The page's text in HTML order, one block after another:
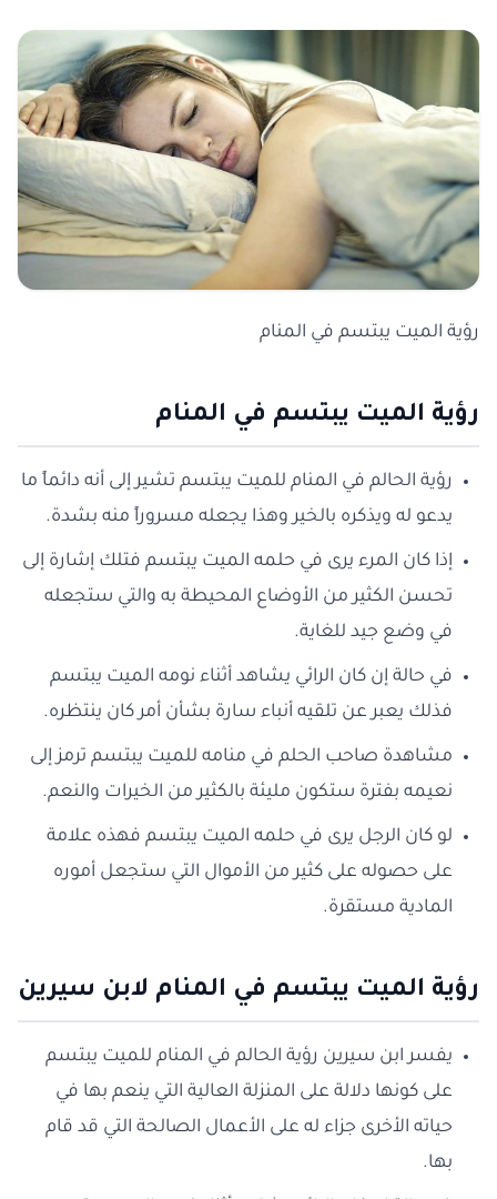
رؤية الميت يبتسم في المنام
رؤية الميت يبتسم في المنام
رؤية الحالم في المنام للميت يبتسم تشير إلى أنه دائماً ما
يدعو له ويذكره بالخير وهذا يجعله مسروراً منه بشدة.
إذا كان المرء يرى في حلمه الميت يبتسم فتلك إشارة إلى
تحسن الكثير من الأوضاع المحيطة به والتي ستجعله
في وضع جيد للغاية.
في حالة إن كان الرائي يشاهد أثناء نومه الميت يبتسم
فذلك يعبر عن تلقيه أنباء سارة بشأن أمر كان ينتظره.
مشاهدة صاحب الحلم في منامه للميت يبتسم ترمز إلى
نعيمه بفترة ستكون مليئة بالكثير من الخيرات والنعم.
لو كان الرجل يرى في حلمه الميت يبتسم فهذه علامة
على حصوله على كثير من الأموال التي ستجعل أموره
المادية مستقرة.
رؤية الميت يبتسم في المنام لابن سيرين
يفسر ابن سيرين رؤية الحالم في المنام للميت يبتسم
على كونها دلالة على المنزلة العالية التي ينعم بها في
حياته الأخرى جزاء له على الأعمال الصالحة التي قد قام
بها.